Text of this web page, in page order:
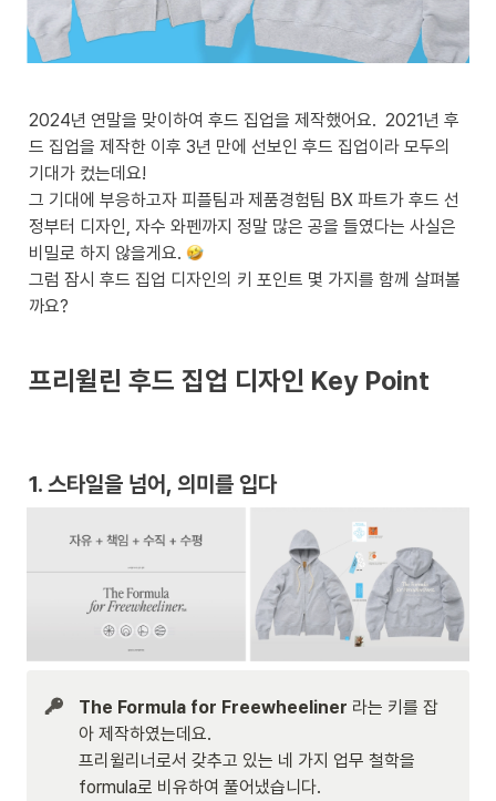
2024년 연말을 맞이하여 후드 집업을 제작했어요.  2021년 후
드 집업을 제작한 이후 3년 만에 선보인 후드 집업이라 모두의
기대가 컸는데요!
그 기대에 부응하고자 피플팀과 제품경험팀 BX 파트가 후드 선
정부터 디자인, 자수 와펜까지 정말 많은 공을 들였다는 사실은
비밀로 하지 않을게요.
그럼 잠시 후드 집업 디자인의 키 포인트 몇 가지를 함께 살펴볼
까요?
프리윌린 후드 집업 디자인 Key Point
1. 스타일을 넘어, 의미를 입다
The Formula for Freewheeliner 라는 키를 잡
아 제작하였는데요.
프리윌리너로서 갖추고 있는 네 가지 업무 철학을
formula로 비유하여 풀어냈습니다.